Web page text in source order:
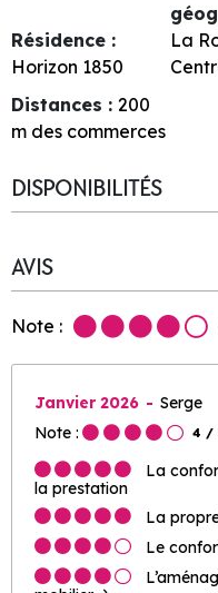
Résidence :
Horizon 1850
La
Distances : 200
m des commerces
DISPONIBILITÉS
AVIS
Note :
Janvier 2026
Serge
Note :
4 /
La
la prestation
La
Le